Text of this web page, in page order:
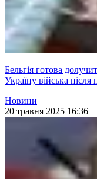
Бельгія готова
Україну війська після
Новини
20 травня 2025 16:36